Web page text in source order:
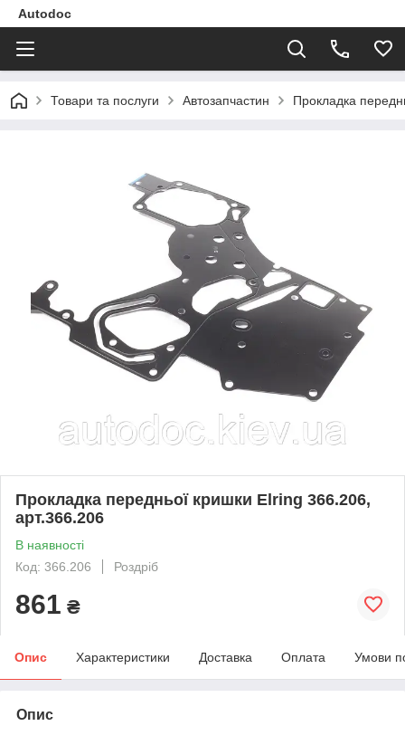
Autodoc
Товари та послуги Автозапчастин Прокладка
Прокладка передньої кришки Elring 366.206,
арт.366.206
В наявності
Код: 366.206
Роздріб
861 ₴
Опис Характеристики Доставка Оплата Умови
Опис